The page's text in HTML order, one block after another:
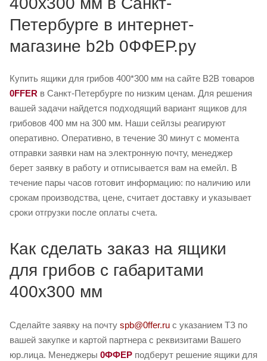
Петербурге в интернет-
магазине b2b 0ФФЕР.ру
Купить ящики для грибов 400*300 мм на сайте B2B товаров
0FFER в Санкт-Петербурге по низким ценам. Для решения
вашей задачи найдется подходящий вариант ящиков для
грибовов 400 мм на 300 мм. Наши сейлзы реагируют
оперативно. Оперативно, в течение 30 минут с момента
отправки заявки нам на электронную почту, менеджер
берет заявку в работу и отписывается вам на емейл. В
течение пары часов готовит информацию: по наличию или
срокам производства, цене, считает доставку и указывает
сроки отгрузки после оплаты счета.
Как сделать заказ на ящики
для грибов с габаритами
400х300 мм
Сделайте заявку на почту spb@0ffer.ru с указанием ТЗ по
вашей закупке и картой партнера с реквизитами Вашего
юр.лица. Менеджеры 0ФФЕР подберут решение ящики для